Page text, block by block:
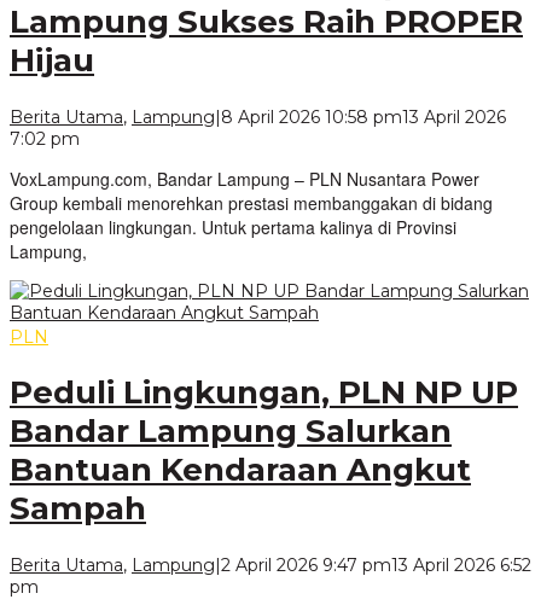
Lampung Sukses Raih PROPER
Hijau
Berita Utama, Lampung|8 April 2026 10:58 pm13 April 2026
7:02 pm
VoxLampung.com, Bandar Lampung – PLN Nusantara Power
Group kembali menorehkan prestasi membanggakan di bidang
pengelolaan lingkungan. Untuk pertama kalinya di Provinsi
Lampung,
PLN
Peduli Lingkungan, PLN NP UP
Bandar Lampung Salurkan
Bantuan Kendaraan Angkut
Sampah
Berita Utama, Lampung|2 April 2026 9:47 pm13 April 2026 6:52
pm